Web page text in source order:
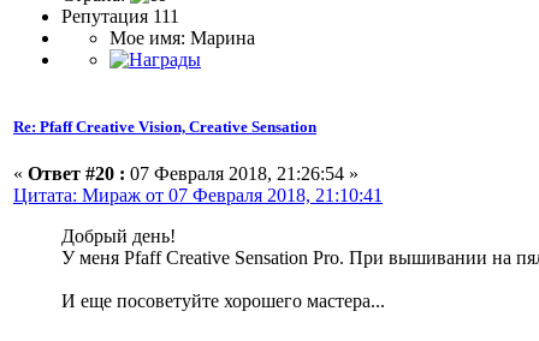
Репутация 111
Мое имя: Марина
Re: Pfaff Creative Vision, Creative Sensation
« Ответ #20 : 07 Февраля 2018, 21:26:54 »
Цитата: Мираж от 07 Февраля 2018, 21:10:41
Добрый день!
У меня Pfaff Creative Sensation Pro. При вышивании на
И еще посоветуйте хорошего мастера...